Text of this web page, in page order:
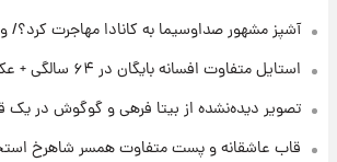
انقلاب/ویدیو
تصاویر عمامه بستن به
آشپز مشهور صداوسیما به کانادا مهاجرت کرد؟/
استایل متفاوت افسانه بایگان در ۶۴ سالگی + عکس
تصویر دیده‌نشده از بیتا فرهی و گوگوش در
قاب عاشقانه و پست متفاوت همسر شاهرخ